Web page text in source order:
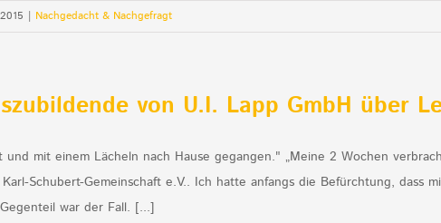
| Nachgedacht & Nachgefragt
von U.I. Lapp GmbH über
mit einem Lächeln nach Hause gegangen." „Meine 2 Wochen
Schubert-Gemeinschaft e.V.. Ich hatte anfangs die Befürchtung,
war der Fall. [...]